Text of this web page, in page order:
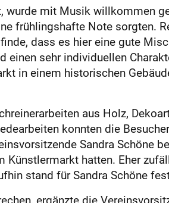
wurde mit Musik willkommen
frühlingshafte Note sorgten.
dass es hier eine gute
einen sehr individuellen
in einem historischen
aus Holz,
konnten die
Sandra Schöne
Künstlermarkt hatten. Eher
stand für Sandra Schöne